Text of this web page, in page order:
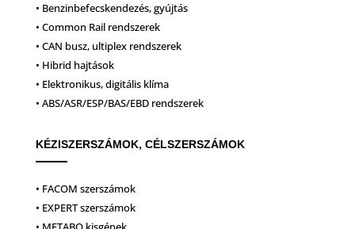
• Benzinbefecskendezés, gyújtás
• Common Rail rendszerek
• CAN busz, ultiplex rendszerek
• Hibrid hajtások
• Elektronikus, digitális klíma
• ABS/ASR/ESP/BAS/EBD rendszerek
KÉZISZERSZÁMOK, CÉLSZERSZÁMOK
• FACOM szerszámok
• EXPERT szerszámok